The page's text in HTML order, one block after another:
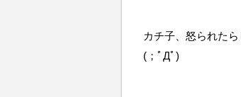
カチ子、怒られたら
(；ﾟДﾟ)